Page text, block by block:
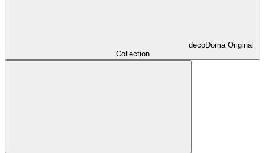
decoDoma Original
Collection